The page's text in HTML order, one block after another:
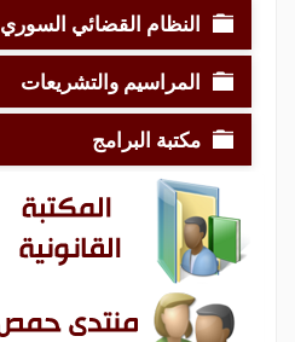
النظام القضائي السوري
المراسيم والتشريعات
مكتبة البرامج